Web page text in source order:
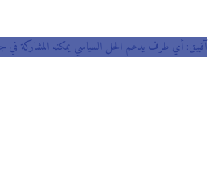
أي طرف يدعم الحل السياسي يمكنه المشاركة في جنيف